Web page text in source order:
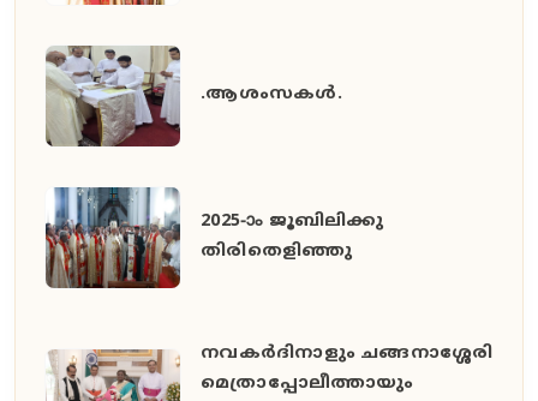
.ആശംസകൾ.
2025-ാം ജൂബിലിക്കു
തിരിതെളിഞ്ഞു
നവകർദിനാളും ചങ്ങനാശ്ശേരി
മെത്രാപ്പോലീത്തായും